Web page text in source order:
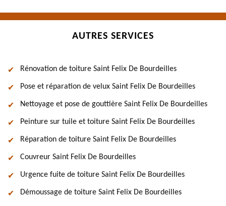
AUTRES SERVICES
Rénovation de toiture Saint Felix De Bourdeilles
Pose et réparation de velux Saint Felix De Bourdeilles
Nettoyage et pose de gouttière Saint Felix De Bourdeilles
Peinture sur tuile et toiture Saint Felix De Bourdeilles
Réparation de toiture Saint Felix De Bourdeilles
Couvreur Saint Felix De Bourdeilles
Urgence fuite de toiture Saint Felix De Bourdeilles
Démoussage de toiture Saint Felix De Bourdeilles